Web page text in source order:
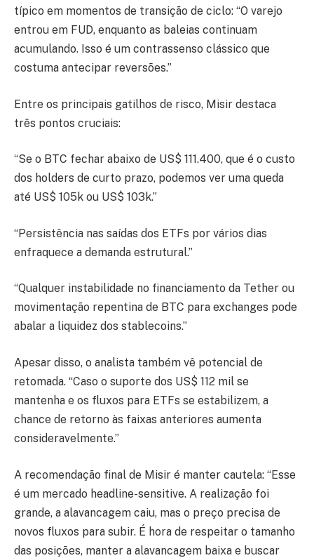
típico em momentos de transição de ciclo: “O varejo
entrou em FUD, enquanto as baleias continuam
acumulando. Isso é um contrassenso clássico que
costuma antecipar reversões.”
Entre os principais gatilhos de risco, Misir destaca
três pontos cruciais:
“Se o BTC fechar abaixo de US$ 111.400, que é o custo
dos holders de curto prazo, podemos ver uma queda
até US$ 105k ou US$ 103k.”
“Persistência nas saídas dos ETFs por vários dias
enfraquece a demanda estrutural.”
“Qualquer instabilidade no financiamento da Tether ou
movimentação repentina de BTC para exchanges pode
abalar a liquidez dos stablecoins.”
Apesar disso, o analista também vê potencial de
retomada. “Caso o suporte dos US$ 112 mil se
mantenha e os fluxos para ETFs se estabilizem, a
chance de retorno às faixas anteriores aumenta
consideravelmente.”
A recomendação final de Misir é manter cautela: “Esse
é um mercado headline-sensitive. A realização foi
grande, a alavancagem caiu, mas o preço precisa de
novos fluxos para subir. É hora de respeitar o tamanho
das posições, manter a alavancagem baixa e buscar